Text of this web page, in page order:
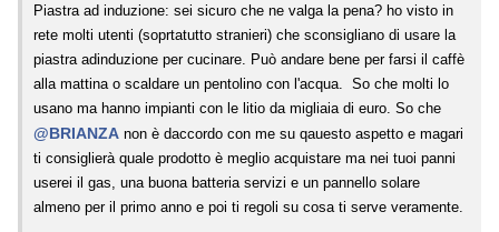
Piastra ad induzione: sei sicuro che ne valga la pena? ho visto in
rete molti utenti (soprtatutto stranieri) che sconsigliano di usare la
piastra adinduzione per cucinare. Può andare bene per farsi il caffè
alla mattina o scaldare un pentolino con l'acqua. So che molti lo
usano ma hanno impianti con le litio da migliaia di euro. So che
@BRIANZA non è daccordo con me su qauesto aspetto e magari
ti consiglierà quale prodotto è meglio acquistare ma nei tuoi panni
userei il gas, una buona batteria servizi e un pannello solare
almeno per il primo anno e poi ti regoli su cosa ti serve veramente.